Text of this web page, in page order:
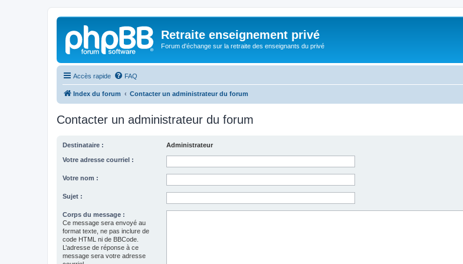
Retraite enseignement privé
Forum d'échange sur la retraite des enseignants du privé
Accès rapide FAQ
Index du forum Contacter un administrateur du forum
Contacter un administrateur du forum
Destinataire : Administrateur
Votre adresse courriel :
Votre nom :
Sujet :
Corps du message :
Ce message sera envoyé au
format texte, ne pas inclure de
code HTML ni de BBCode.
L’adresse de réponse à ce
message sera votre adresse